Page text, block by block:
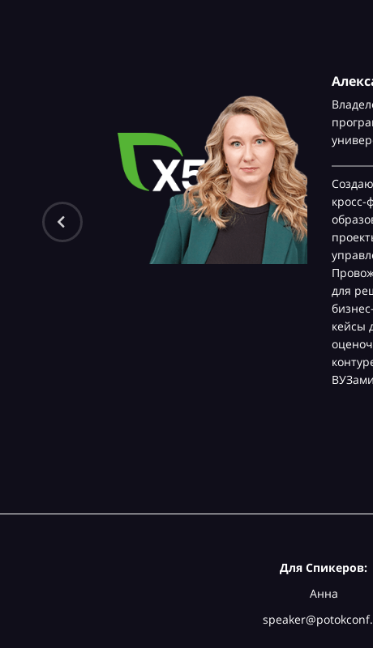
для
кейсы
Для Спикеров:
Анна